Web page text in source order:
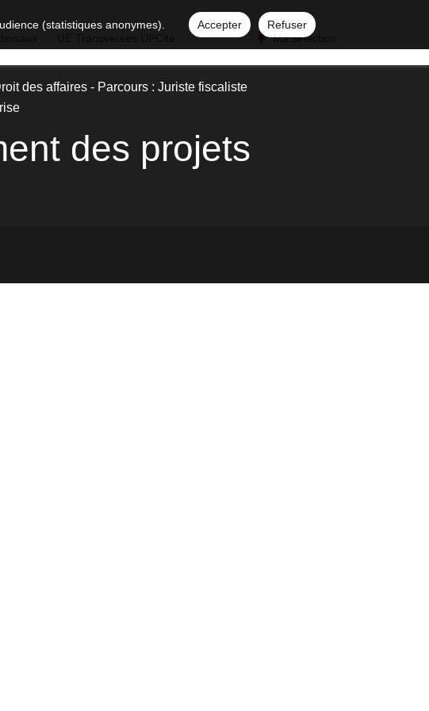
(statistiques anonymes). Accepter
Refuser
Ma sélection
des affaires - Parcours : Juriste fiscaliste
des projets